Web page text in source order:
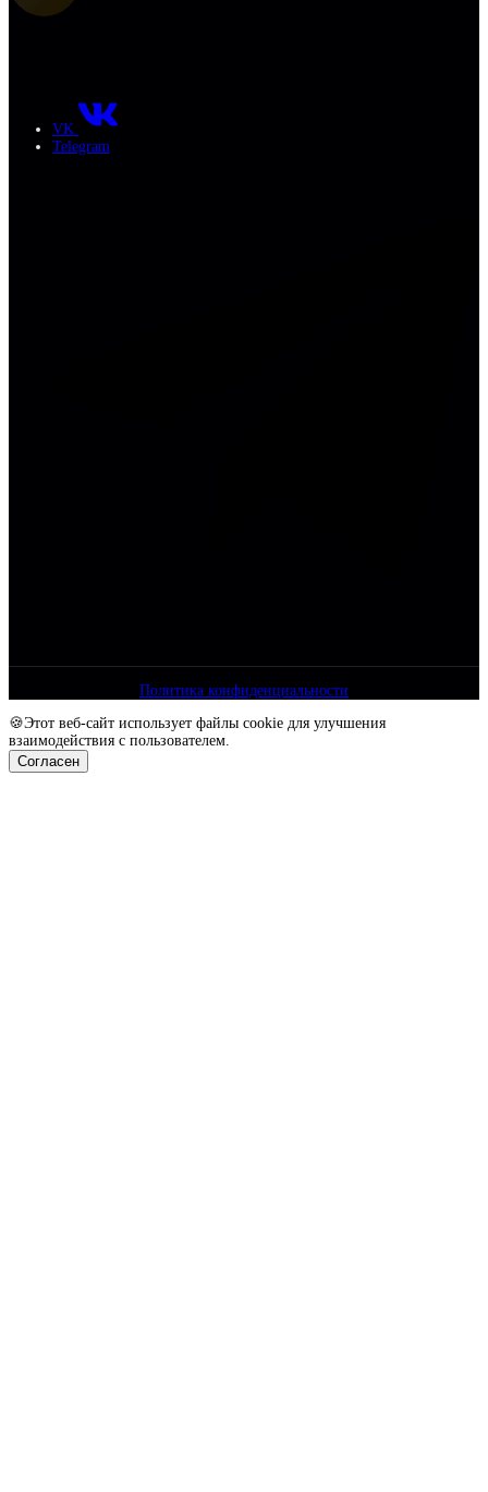
VK
Telegram
Политика конфиденциальности
🍪Этот веб-сайт использует файлы cookie для улучшения
взаимодействия с пользователем.
Согласен